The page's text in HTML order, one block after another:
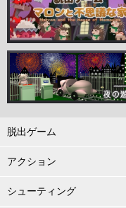
脱出ゲーム
アクション
シューティング